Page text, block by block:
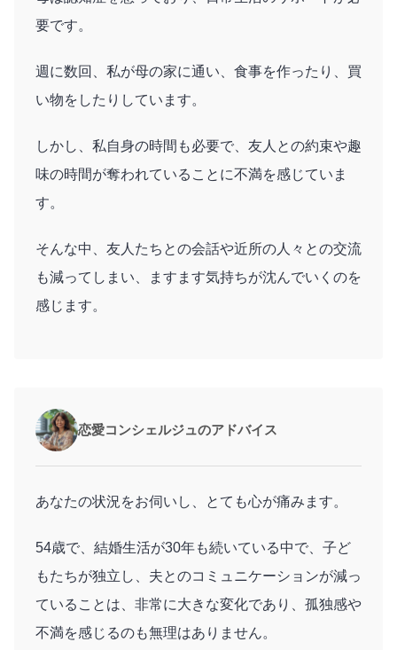
要です。
週に数回、私が母の家に通い、食事を作ったり、買
い物をしたりしています。
しかし、私自身の時間も必要で、友人との約束や趣
味の時間が奪われていることに不満を感じていま
す。
そんな中、友人たちとの会話や近所の人々との交流
も減ってしまい、ますます気持ちが沈んでいくのを
感じます。
恋愛コンシェルジュのアドバイス
あなたの状況をお伺いし、とても心が痛みます。
54歳で、結婚生活が30年も続いている中で、子ど
もたちが独立し、夫とのコミュニケーションが減っ
ていることは、非常に大きな変化であり、孤独感や
不満を感じるのも無理はありません。